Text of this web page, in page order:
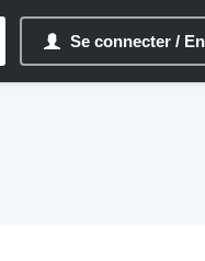
Se connecter /